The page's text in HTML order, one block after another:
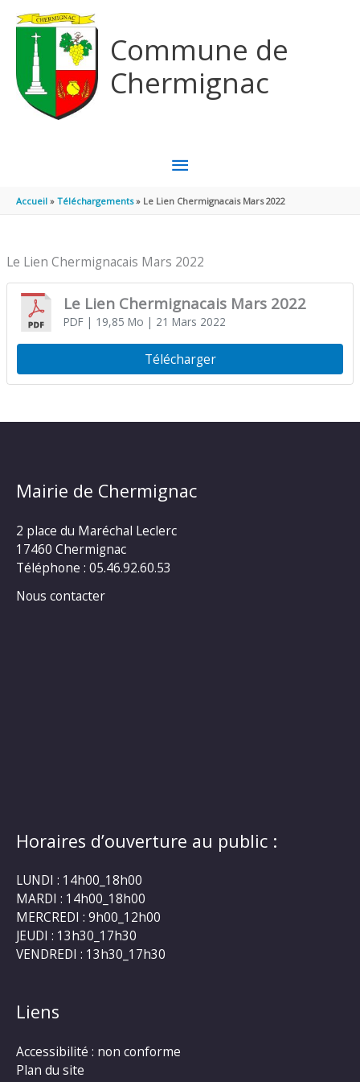
Commune de
Chermignac
MENU
PRINCIPAL
Accueil Téléchargements Le Lien Chermignacais Mars 2022
Le Lien Chermignacais Mars 2022
Le Lien Chermignacais Mars 2022
PDF| 19,85 Mo | 21 Mars 2022
Télécharger
Mairie de Chermignac
2 place du Maréchal Leclerc
17460 Chermignac
Téléphone : 05.46.92.60.53
Nous contacter
Horaires d’ouverture au public :
LUNDI : 14h00_18h00
MARDI : 14h00_18h00
MERCREDI : 9h00_12h00
JEUDI : 13h30_17h30
VENDREDI : 13h30_17h30
Liens
Accessibilité : non conforme
Plan du site